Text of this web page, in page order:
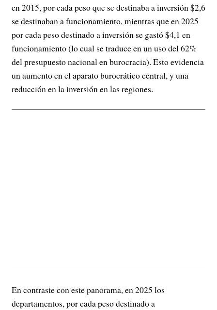
en 2015, por cada peso que se destinaba a inversión $2,6
se destinaban a funcionamiento, mientras que en 2025
por cada peso destinado a inversión se gastó $4,1 en
funcionamiento (lo cual se traduce en un uso del 62%
del presupuesto nacional en burocracia). Esto evidencia
un aumento en el aparato burocrático central, y una
reducción en la inversión en las regiones.
En contraste con este panorama, en 2025 los
departamentos, por cada peso destinado a